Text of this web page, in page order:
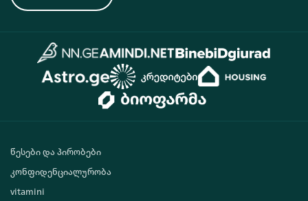
წესები და პირობები
კონფიდენციალურობა
vitamini